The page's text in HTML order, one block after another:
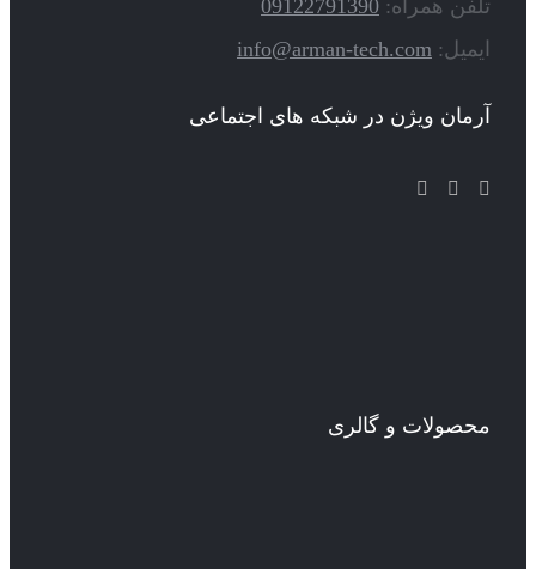
تلفن همراه: 09122791390
ایمیل: info@arman-tech.com
آرمان ویژن در شبکه های اجتماعی
محصولات و گالری